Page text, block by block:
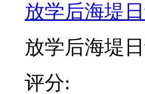
放学后海堤
放学后海堤
评分: